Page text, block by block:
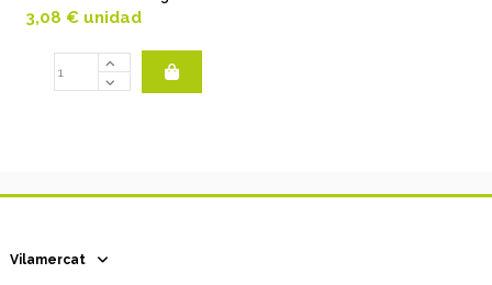
3,08 € unidad
Vilamercat